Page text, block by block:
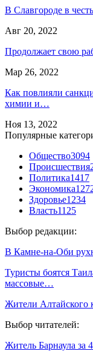
В Славгороде в
Авг 20, 2022
Продолжает свою
Мар 26, 2022
Как повлияли
химии и…
Ноя 13, 2022
Популярные
Общество3094
Происшествия
Политика1417
Экономика
Здоровье1234
Власть1125
Выбор редакции:
В Камне-на-Оби
Туристы боятся
массовые…
Жители Алтайского
Выбор читателей:
Житель Барнаула за